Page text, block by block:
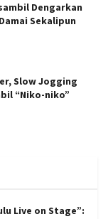
Dengarkan
Sekalipun
Slow Jogging
“Niko-niko”
Live on Stage”: